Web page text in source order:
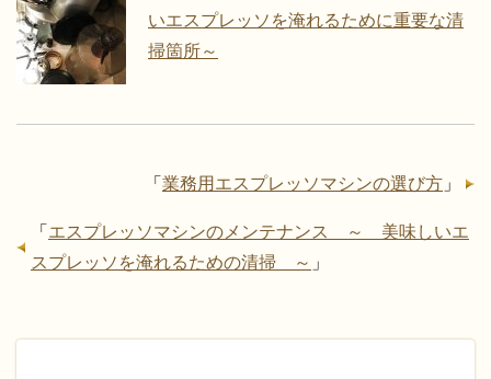
いエスプレッソを淹れるために重要な清
掃箇所～
「 業務用エスプレッソマシンの選び方 」
「 エスプレッソマシンのメンテナンス ～ 美味しいエ
スプレッソを淹れるための清掃 ～ 」